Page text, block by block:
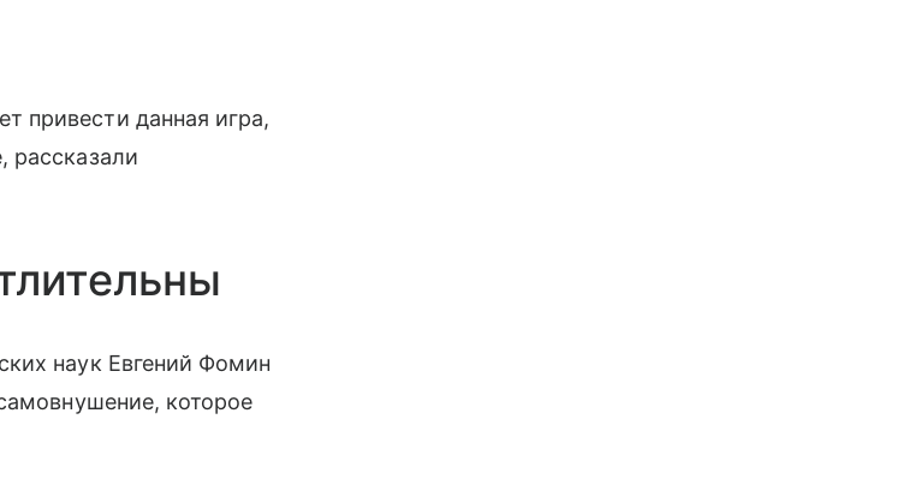
привести данная игра,
рассказали
наук Евгений Фомин
которое